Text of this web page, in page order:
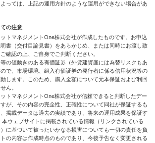
っては、上記の運用方針のような運用ができない場合があ
の注意
トマネジメントOne株式会社が作成したものです。お申込
書（交付目論見書）をあらかじめ、または同時にお渡し致
確認の上、ご自身でご判断ください。
の値動きのある有価証券（外貨建資産には為替リスクもあ
で、市場環境、組入有価証券の発行者に係る信用状況等の
します。このため、購入金額について元本保証および利回
ん。
トマネジメントOne株式会社が信頼できると判断したデー
が、その内容の完全性、正確性について同社が保証するも
掲載データは過去の実績であり、将来の運用成果を保証す
ウェブサイトに掲載されている情報（リンクされている
に基づいて被ったいかなる損害についても一切の責任を負
の内容は作成時点のものであり、今後予告なく変更される